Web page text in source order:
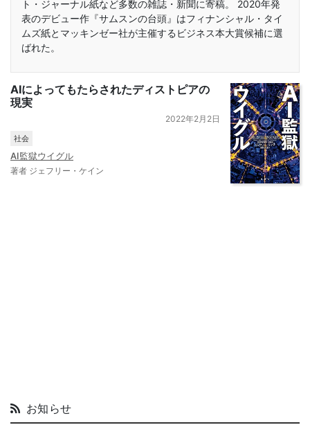
ト・ジャーナル紙など多数の雑誌・新聞に寄稿。 2020年発
表のデビュー作『サムスンの台頭』はフィナンシャル・タイ
ムズ紙とマッキンゼー社が主催するビジネス本大賞候補に選
ばれた。
AIによってもたらされたディストピアの
現実
2022年2月2日
社会
AI監獄ウイグル
著者 ジェフリー・ケイン
お知らせ